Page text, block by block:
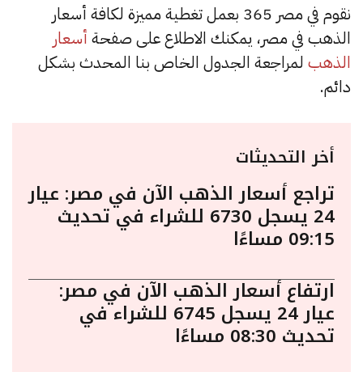
نقوم في مصر 365 بعمل تغطية مميزة لكافة أسعار
الذهب في مصر، يمكنك الاطلاع على صفحة أسعار
الذهب لمراجعة الجدول الخاص بنا المحدث بشكل
دائم.
أخر التحديثات
تراجع أسعار الذهب الآن في مصر: عيار
24 يسجل 6730 للشراء في تحديث
09:15 مساءًا
ارتفاع أسعار الذهب الآن في مصر:
عيار 24 يسجل 6745 للشراء في
تحديث 08:30 مساءًا